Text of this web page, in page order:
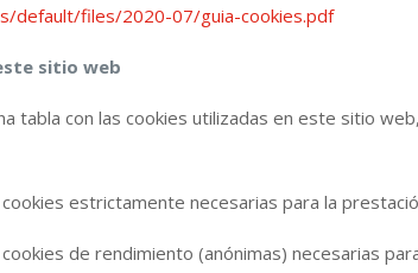
default/files/2020-07/guia-cookies.pdf
sitio web
tabla con las cookies utilizadas en este sitio
estrictamente necesarias para la
de rendimiento (anónimas) necesarias